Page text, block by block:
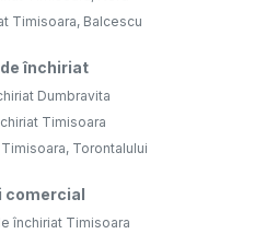
Timisoara, Balcescu
închiriat
Dumbravita
Timisoara
Torontalului
comercial
închiriat Timisoara